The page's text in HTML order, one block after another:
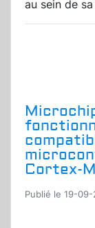
au sein de
Cortex-
Publié le 19-